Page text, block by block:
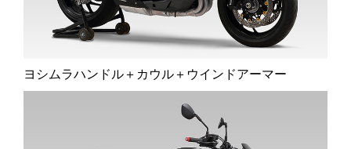
ヨシムラハンドル＋カウル＋ウインドアーマー